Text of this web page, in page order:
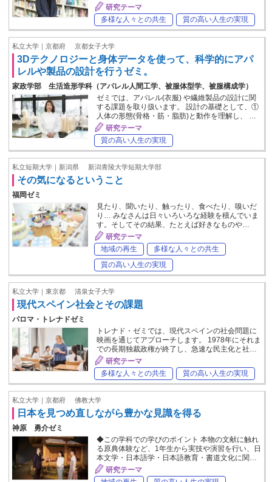
研究テーマ
多様な人々との共生
質の高い人生の実現
私立大学｜京都府 京都女子大学
3Dテクノロジーと身体データを使って、科学的にアパ
レルや製品の設計を行うゼミ。
家政学部 生活造形学科（アパレル人間工学、被服体型学、被服構成学）
ゼミでは、アパレル(衣服) や繊維製品の設計に関
する課題を取り扱います。 設計の基礎として、①
人体の形態(骨格・筋・脂肪)と動作を理解し、 …
研究テーマ
質の高い人生の実現
私立短期大学｜新潟県 新潟青陵大学短期大学部
その気になるということ
福岡ゼミ
見たり、聞いたり、触ったり、食べたり、嗅いだ
り… みなさんは日々いろいろな経験を積んでいま
す。そしてその結果、たとえば好きなものや…
研究テーマ
地域の再生
多様な人々との共生
質の高い人生の実現
私立大学｜東京都 清泉女子大学
現代スペイン社会とその課題
パロマ・トレナドゼミ
トレナド・ゼミでは、現代スペインの社会問題に
映画を通じてアプローチします。 1978年にそれま
での長期独裁政権が終了し、急速な民主化と社…
研究テーマ
多様な人々との共生
質の高い人生の実現
私立大学｜京都府 佛教大学
日本を見つめ直しながら豊かな見識を得る
神原 勇介ゼミ
◆この学科での学びのポイント 本物の文献に触れ
る原典体験など、1年生から実技や演習を行い、日
本文学・日本語学・日本語教育・書道文化に関…
研究テーマ